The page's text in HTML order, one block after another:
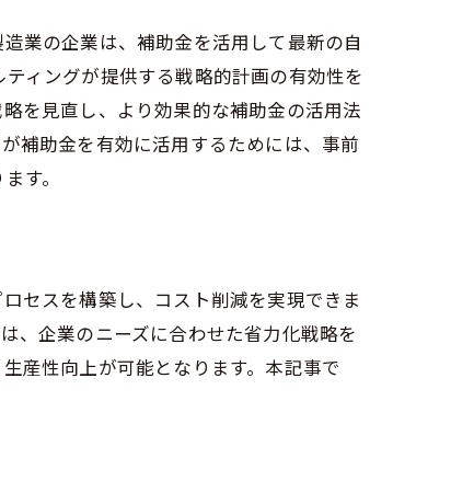
の力
業の企業は、補助金を活用して最新の自
ィングが提供する戦略的計画の有効性を
を見直し、より効果的な補助金の活用法
補助金を有効に活用するためには、事前
す。
セスを構築し、コスト削減を実現できま
、企業のニーズに合わせた省力化戦略を
産性向上が可能となります。本記事で